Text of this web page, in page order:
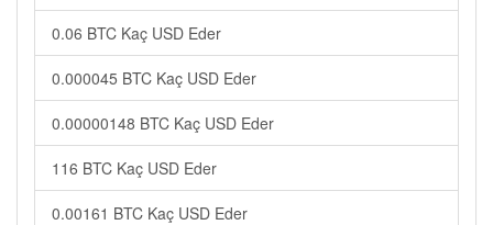
0.06 BTC Kaç USD Eder
0.000045 BTC Kaç USD Eder
0.00000148 BTC Kaç USD Eder
116 BTC Kaç USD Eder
0.00161 BTC Kaç USD Eder